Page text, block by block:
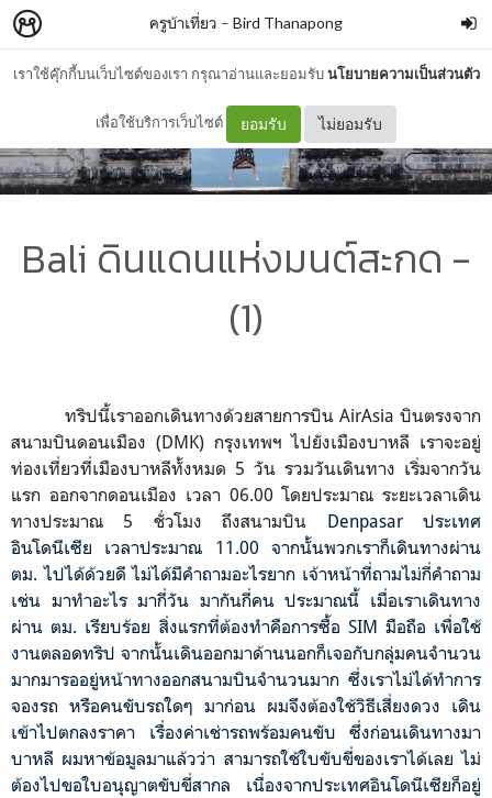
เราใช้คุ๊กกี้บนเว็บไซต์ของเรา กรุณาอ่านและยอมรับนโยบายความเป็นส่วนตัว
เพื่อใช้บริการเว็บไซต์ ยอมรับ ไม่ยอมรับ
ครูบ้าเที่ยว – Bird Thanapong
Bali ดินแดนแห่งมนต์สะกด -
(1)
ทริปนี้เราออกเดินทางด้วยสายการบิน AirAsia บินตรงจาก
สนามบินดอนเมือง (DMK) กรุงเทพฯ ไปยังเมืองบาหลี เราจะอยู่
ท่องเที่ยวที่เมืองบาหลีทั้งหมด 5 วัน รวมวันเดินทาง เริ่มจากวัน
แรก ออกจากดอนเมือง เวลา 06.00 โดยประมาณ ระยะเวลาเดิน
ทางประมาณ 5 ชั่วโมง ถึงสนามบิน Denpasar ประเทศ
อินโดนีเซีย เวลาประมาณ 11.00 จากนั้นพวกเราก็เดินทางผ่าน
ตม. ไปได้ด้วยดี ไม่ได้มีคำถามอะไรยาก เจ้าหน้าที่ถามไม่กี่คำถาม
เช่น มาทำอะไร มากี่วัน มากันกี่คน ประมาณนี้ เมื่อเราเดินทาง
ผ่าน ตม. เรียบร้อย สิ่งแรกที่ต้องทำคือการซื้อ SIM มือถือ เพื่อใช้
งานตลอดทริป จากนั้นเดินออกมาด้านนอกก็เจอกับกลุ่มคนจำนวน
มากมารออยู่หน้าทางออกสนามบินจำนวนมาก ซึ่งเราไม่ได้ทำการ
จองรถ หรือคนขับรถใดๆ มาก่อน ผมจึงต้องใช้วิธีเสี่ยงดวง เดิน
เข้าไปตกลงราคา เรื่องค่าเช่ารถพร้อมคนขับ ซึ่งก่อนเดินทางมา
บาหลี ผมหาข้อมูลมาแล้วว่า สามารถใช้ใบขับขี่ของเราได้เลย ไม่
ต้องไปขอใบอนุญาตขับขี่สากล เนื่องจากประเทศอินโดนีเซียก็อยู่